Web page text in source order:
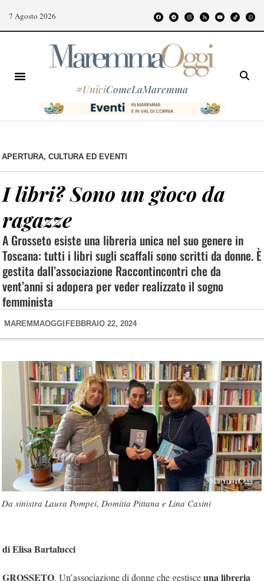
7 Agosto 2026
#UniciComeLaMaremma
APERTURA, CULTURA ED EVENTI
I libri? Sono un gioco da
ragazze
A Grosseto esiste una libreria unica nel suo genere in
Toscana: tutti i libri sugli scaffali sono scritti da donne. È
gestita dall’associazione Raccontincontri che da
vent’anni si adopera per veder realizzato il sogno
femminista
MAREMMAOGGI FEBBRAIO 22, 2024
Da sinistra Laura Pompei, Domitia Pittana e Lina Casini
di Elisa Bartalucci
GROSSETO. Un’associazione di donne che gestisceuna libreria